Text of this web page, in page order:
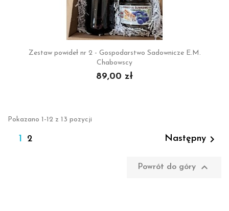
Zestaw powideł nr 2 - Gospodarstwo Sadownicze E.M.
Chabowscy
89,00 zł
Pokazano 1-12 z 13 pozycji
1 2 Następny 
Powrót do góry 